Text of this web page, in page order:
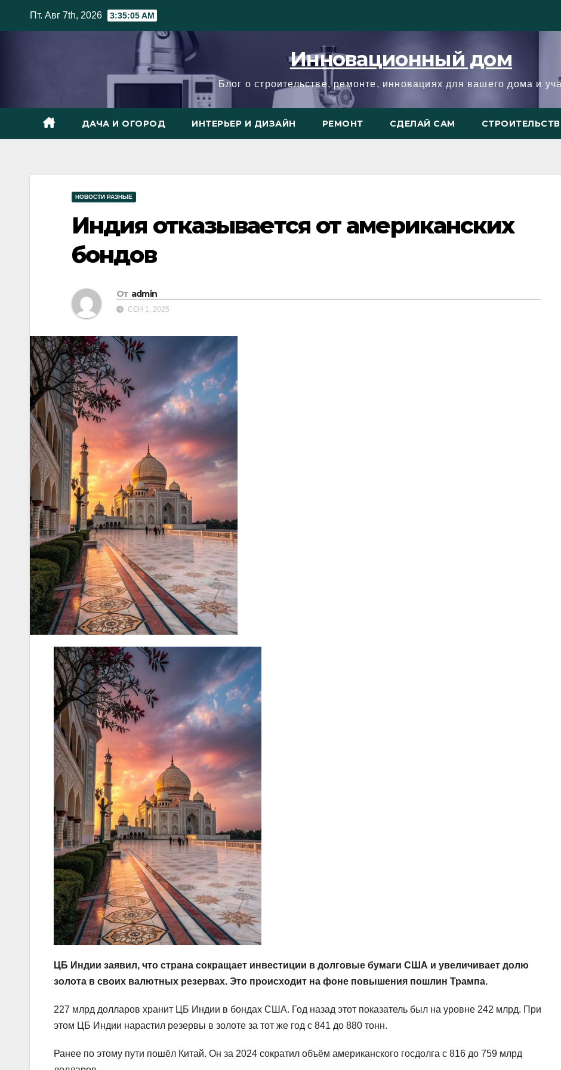
Пт. Авг 7th, 2026 3:35:06 AM
Инновационный дом
Блог о строительстве, ремонте, инновациях для вашего дома и
ДАЧА И ОГОРОД ИНТЕРЬЕР И ДИЗАЙН РЕМОНТ СДЕЛАЙ САМ
НОВОСТИ РАЗНЫЕ
Индия отказывается от американских
бондов
От admin
СЕН 1, 2025
ЦБ Индии заявил, что страна сокращает инвестиции в долговые бумаги США и увеличивает долю
золота в своих валютных резервах. Это происходит на фоне повышения пошлин Трампа.
227 млрд долларов хранит ЦБ Индии в бондах США. Год назад этот показатель был на уровне 242 млрд. При
этом ЦБ Индии нарастил резервы в золоте за тот же год с 841 до 880 тонн.
Ранее по этому пути пошёл Китай. Он за 2024 сократил объём американского госдолга с 816 до 759 млрд